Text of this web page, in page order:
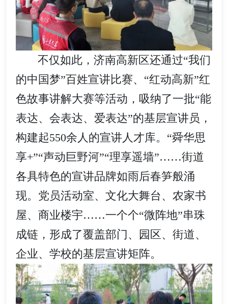
不仅如此，济南高新区还通过“我们
的中国梦”百姓宣讲比赛、“红动高新”红
色故事讲解大赛等活动，吸纳了一批“能
表达、会表达、爱表达”的基层宣讲员，
构建起550余人的宣讲人才库。“舜华思
享+”“声动巨野河”“理享遥墙”……街道
各具特色的宣讲品牌如雨后春笋般涌
现。党员活动室、文化大舞台、农家书
屋、商业楼宇……一个个“微阵地”串珠
成链，形成了覆盖部门、园区、街道、
企业、学校的基层宣讲矩阵。